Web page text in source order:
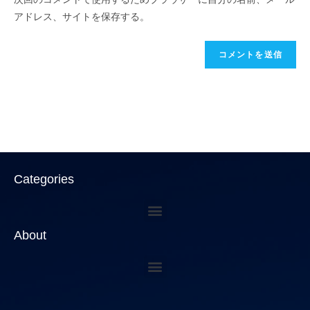
アドレス、サイトを保存する。
Categories
About